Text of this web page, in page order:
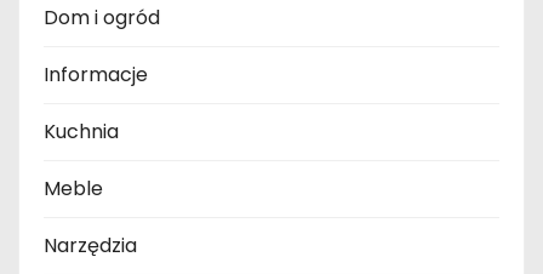
Dom i ogród
Informacje
Kuchnia
Meble
Narzędzia